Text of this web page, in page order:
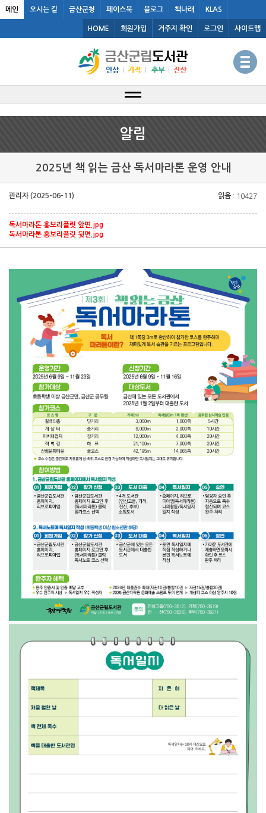
메인 오시는 길 금산군청 페이스북 블로그 책나래 KLAS
HOME 회원가입 거주지 확인 로그인 사이트맵
알림
2025년 책 읽는 금산 독서마라톤 운영 안내
관리자 (2025-06-11) 읽음 : 10427
독서마라톤 홍보리플릿 앞면.jpg
독서마라톤 홍보리플릿 뒷면.jpg